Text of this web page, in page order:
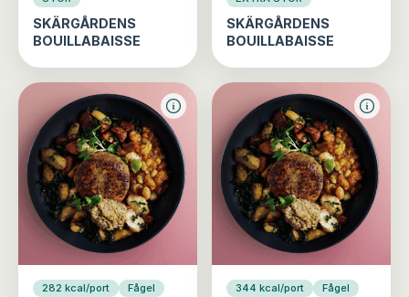
SKÄRGÅRDENS
BOUILLABAISSE
SKÄRGÅRDENS
BOUILLABAISSE
282 kcal/port
Fågel
344 kcal/port
Fågel